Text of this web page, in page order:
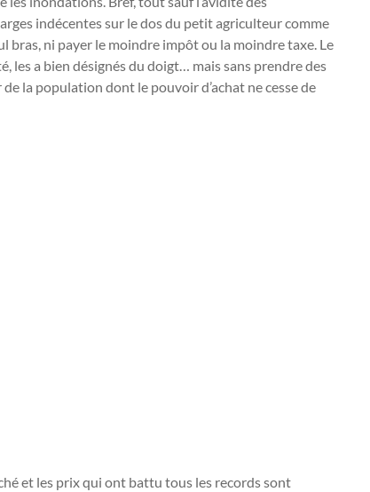
indécentes sur le dos du petit agriculteur comme
bras, ni payer le moindre impôt ou la moindre taxe. Le
les a bien désignés du doigt… mais sans prendre des
la population dont le pouvoir d’achat ne cesse de
et les prix qui ont battu tous les records sont